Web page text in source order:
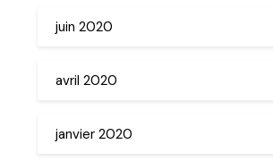
juin 2020
avril 2020
janvier 2020